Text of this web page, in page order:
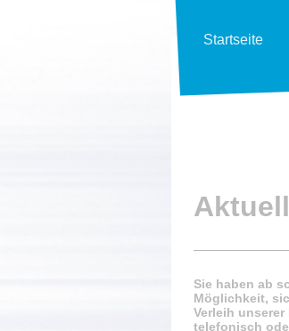
Startseite
Sie haben ab
Möglichkeit,
Verleih unserer
telefonisch